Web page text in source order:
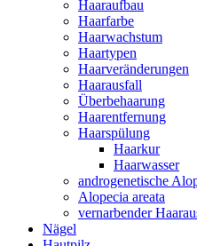
Haaraufbau
Haarfarbe
Haarwachstum
Haartypen
Haarveränderungen
Haarausfall
Überbehaarung
Haarentfernung
Haarspülung
Haarkur
Haarwasser
androgenetische
Alopecia areata
vernarbender
Nägel